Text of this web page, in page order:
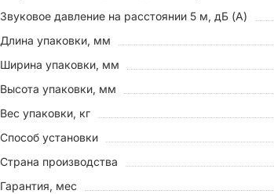
Звуковое давление на расстоянии 5 м, дБ (A)
Длина упаковки, мм
Ширина упаковки, мм
Высота упаковки, мм
Вес упаковки, кг
Способ установки
Страна производства
Гарантия, мес